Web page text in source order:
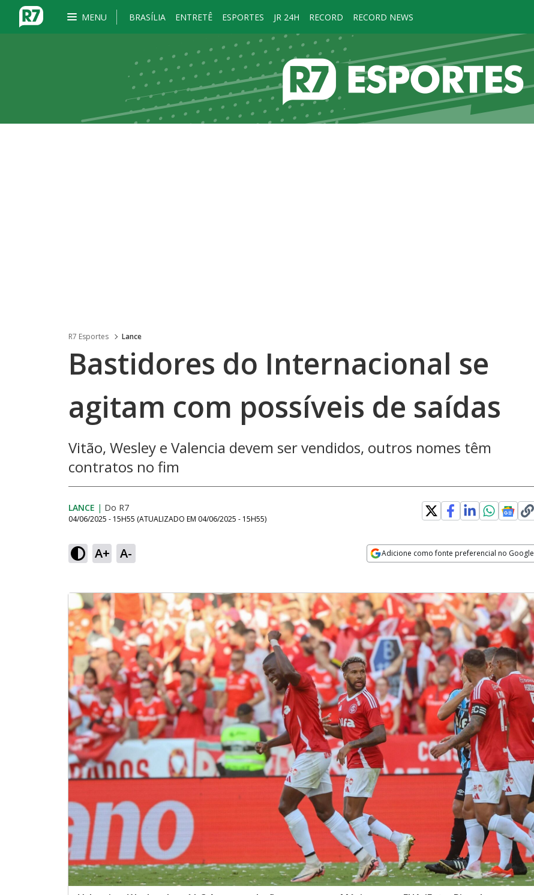
MENU BRASÍLIA ENTRETÊ ESPORTES JR 24H RECORD RECORD NEWS
R7 Esportes Lance
Bastidores do Internacional se
agitam com possíveis de saídas
Vitão, Wesley e Valencia devem ser vendidos, outros nomes têm
contratos no fim
LANCE | Do R7
04/06/2025 - 15H55 (ATUALIZADO EM 04/06/2025 - 15H55)
A+ A- Adicione como fonte preferencial no Google